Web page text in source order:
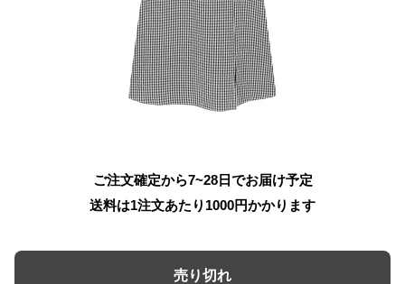
ご注文確定から7~28日でお届け予定
送料は1注文あたり 1000円かかります
売り切れ